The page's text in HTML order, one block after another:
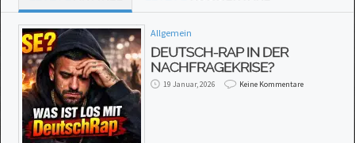
Allgemein
DEUTSCH-RAP IN DER
NACHFRAGEKRISE?
19 Januar, 2026 Keine Kommentare